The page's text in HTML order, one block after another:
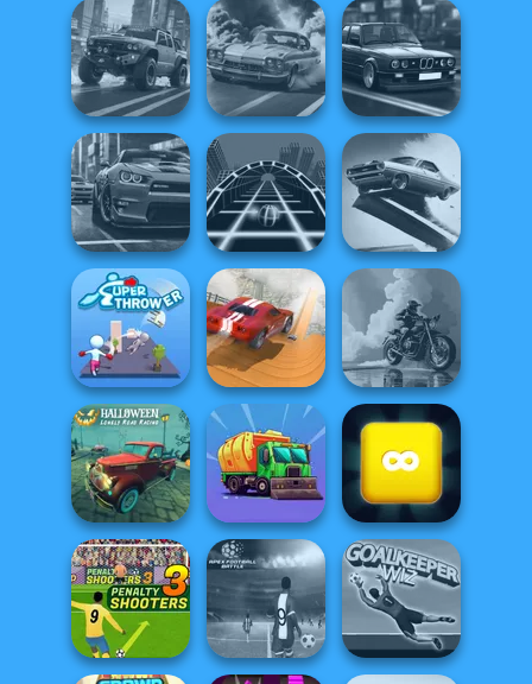
Offroad Moto
Mania
Highway Traffic
City Rider
Highway Cars
Traffic Racer
3D Car Simulator
4x4 Offroader
Agame: Stunt
Cars
Ball Surfer 3D
Real City Driver
3D Moto
Simulator 2
City Driver:
Destroy Car
Super Thrower
Merge Block
2048
Eco Recycler
Halloween
Lonely Road
Racing